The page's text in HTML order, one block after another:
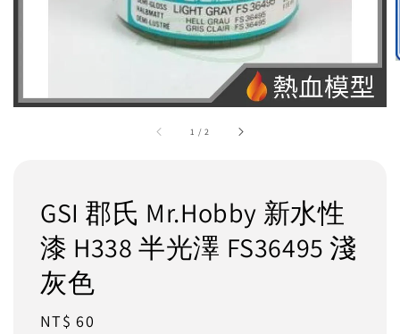
1 /2
GSI 郡氏 Mr.Hobby 新水性
漆 H338 半光澤 FS36495 淺
灰色
Regular
NT$ 60